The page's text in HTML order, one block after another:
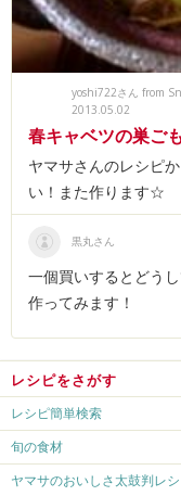
yoshi722さん from
2013.05.02
春キャベツの巣ご
ヤマサさんのレシピ
い！また作ります☆
黒丸さん
一個買いするとどう
作ってみます！
レシピをさがす
レシピ簡単検索
旬の食材
ヤマサのおいしさ太鼓判レ